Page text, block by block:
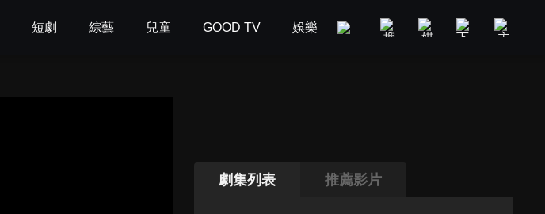
短劇 綜藝 兒童 GOOD TV 娛樂 美食旅遊 新聞政論
劇集列表 推薦影片